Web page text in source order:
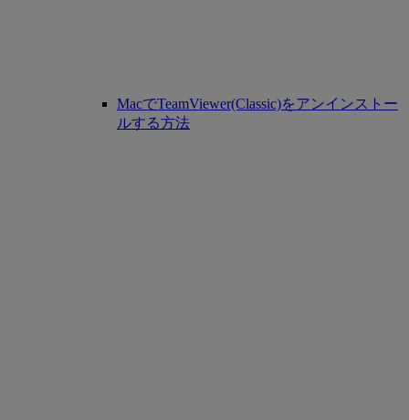
MacでTeamViewer(Classic)をアンインストー
ルする方法